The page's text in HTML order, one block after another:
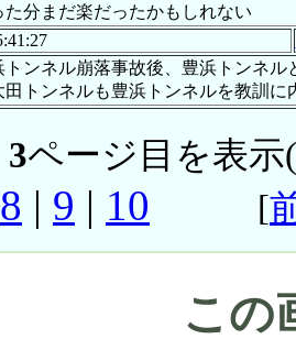
分まだ楽だったかもしれない
トンネル崩落事故後、豊浜トンネ
田トンネルも豊浜トンネルを教訓
3ページ目を表示
8 | 9 | 10 [
この